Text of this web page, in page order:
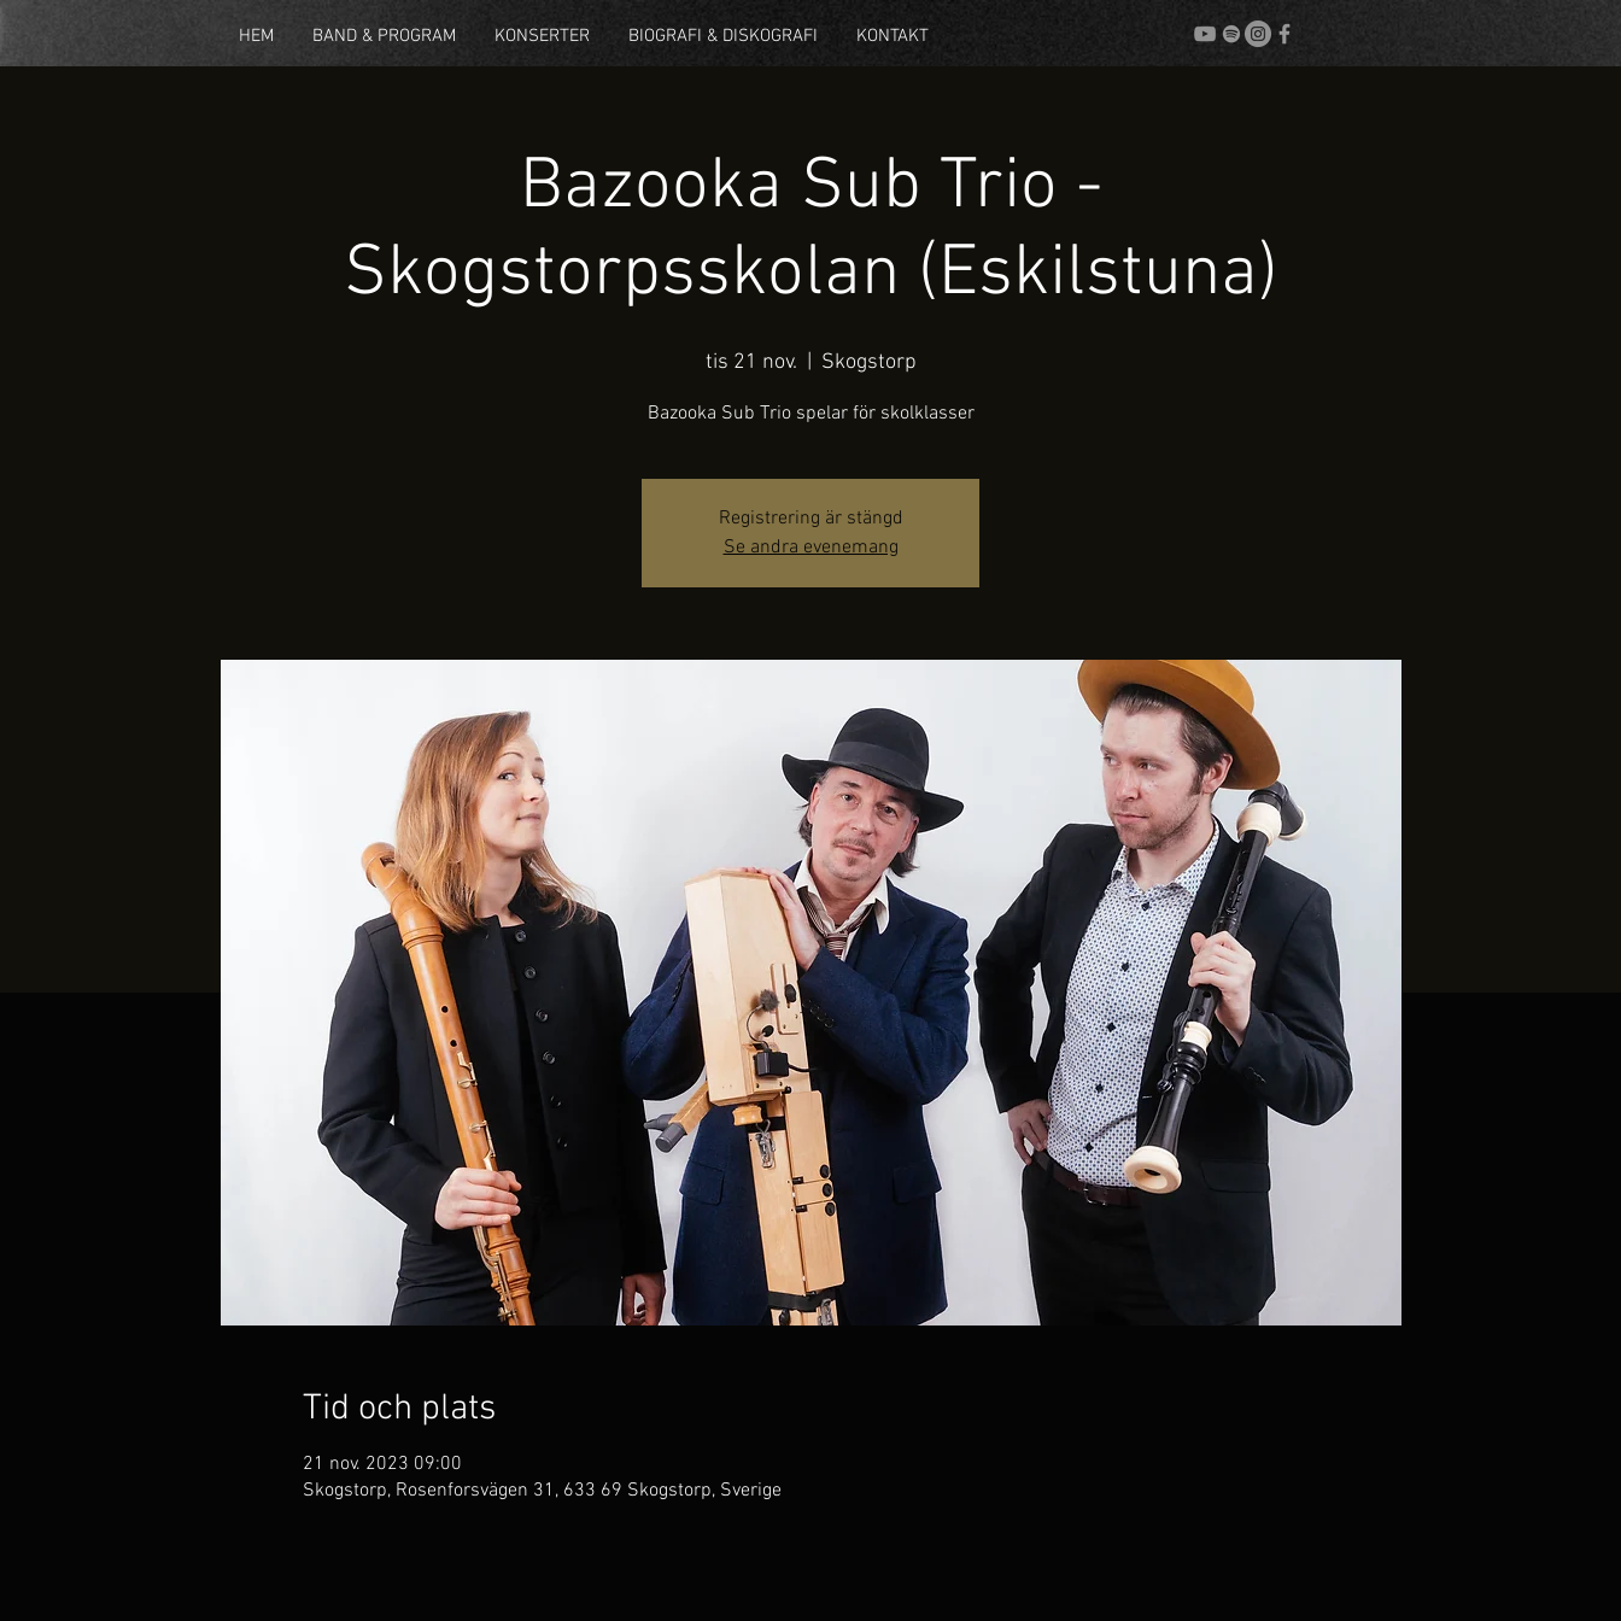
HEM BAND & PROGRAM KONSERTER BIOGRAFI & DISKOGRAFI KONTAKT
Bazooka Sub Trio -
Skogstorpsskolan (Eskilstuna)
tis 21 nov. Skogstorp
Bazooka Sub Trio spelar för skolklasser
Registrering är stängd
Se andra evenemang
Tid och plats
21 nov. 2023 09:00
Skogstorp, Rosenforsvägen 31, 633 69 Skogstorp, Sverige